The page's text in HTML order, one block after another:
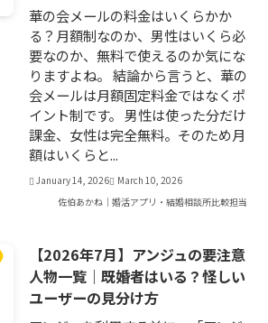
華の会メールの料金はいくらかか
る？月額制なのか、男性はいくら必
要なのか、無料で使えるのか気にな
りますよね。 結論から言うと、華の
会メールは月額固定料金ではなくポ
イント制です。 男性は使った分だけ
課金、女性は完全無料。そのため月
額はいくらと...
January 14, 2026
March 10, 2026
佐伯あかね｜婚活アプリ・結婚相談所比較担当
【2026年7月】アンジュの要注意
人物一覧｜既婚者はいる？怪しい
ユーザーの見分け方